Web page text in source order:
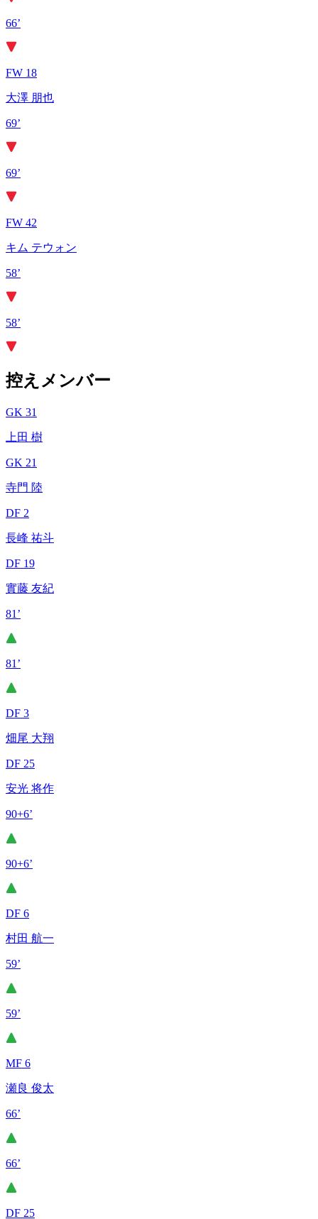
66’
FW 18
大澤 朋也
69’
69’
FW 42
キム テウォン
58’
58’
控えメンバー
GK 31
上田 樹
GK 21
寺門 陸
DF 2
長峰 祐斗
DF 19
實藤 友紀
81’
81’
DF 3
畑尾 大翔
DF 25
安光 将作
90+6’
90+6’
DF 6
村田 航一
59’
59’
MF 6
瀬良 俊太
66’
66’
DF 25